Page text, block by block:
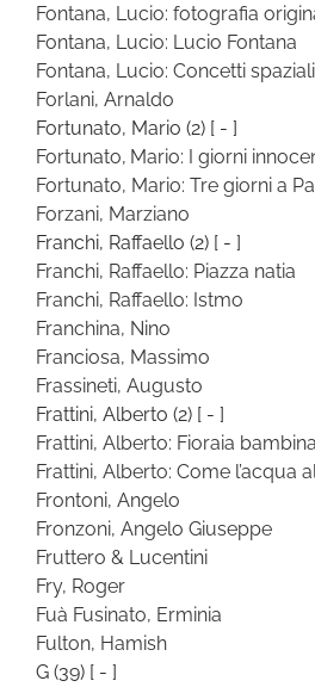
Fontana, Lucio: fotografia
Fontana, Lucio: Lucio Fontana
Fontana, Lucio: Concetti spaziali
Forlani, Arnaldo
Fortunato, Mario (2) [ - ]
Fortunato, Mario: I giorni
Fortunato, Mario: Tre giorni a
Forzani, Marziano
Franchi, Raffaello (2) [ - ]
Franchi, Raffaello: Piazza natia
Franchi, Raffaello: Istmo
Franchina, Nino
Franciosa, Massimo
Frassineti, Augusto
Frattini, Alberto (2) [ - ]
Frattini, Alberto: Fioraia bambina
Frattini, Alberto: Come l’acqua
Frontoni, Angelo
Fronzoni, Angelo Giuseppe
Fruttero & Lucentini
Fry, Roger
Fuà Fusinato, Erminia
Fulton, Hamish
G (39) [ - ]